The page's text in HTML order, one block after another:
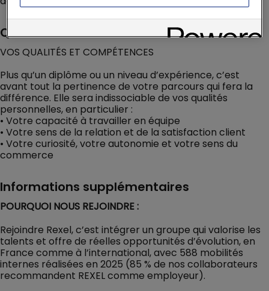
Qualifications
VOS QUALITÉS ET COMPÉTENCES
Plus qu’un diplôme ou un niveau d’expérience, c’est
avant tout la pertinence de votre parcours qui fera la
différence. Elle sera indissociable de vos qualités
personnelles, en particulier :
• Votre capacité à travailler en équipe
• Votre sens de la relation et de la satisfaction client
• Votre curiosité, votre autonomie et votre sens du
commerce
Informations supplémentaires
POURQUOI NOUS REJOINDRE :
Rejoindre Rexel, c’est intégrer un groupe qui valorise les
talents et offre de réelles opportunités d’évolution, en
France comme à l’international, avec 588 mobilités
internes réalisées en 2025 (85 % de nos collaborateurs
recommandent REXEL comme employeur).